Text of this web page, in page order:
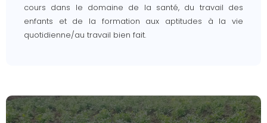
cours dans le domaine de la santé, du travail des
enfants et de la formation aux aptitudes à la vie
quotidienne/au travail bien fait.